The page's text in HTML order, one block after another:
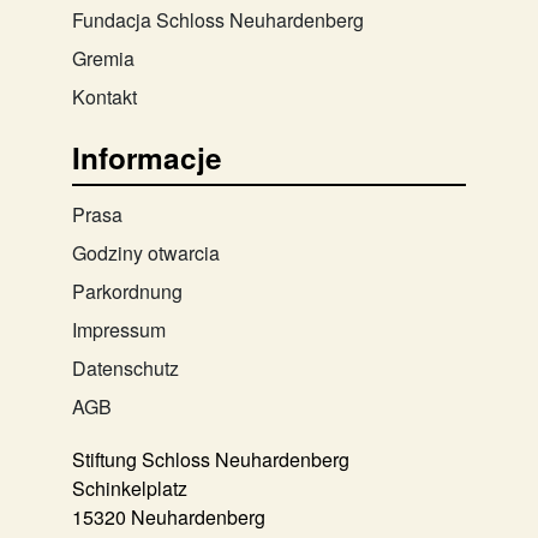
Fundacja Schloss Neuhardenberg
Gremia
Kontakt
Informacje
Prasa
Godziny otwarcia
Parkordnung
Impressum
Datenschutz
AGB
Stiftung Schloss Neuhardenberg
Schinkelplatz
15320 Neuhardenberg